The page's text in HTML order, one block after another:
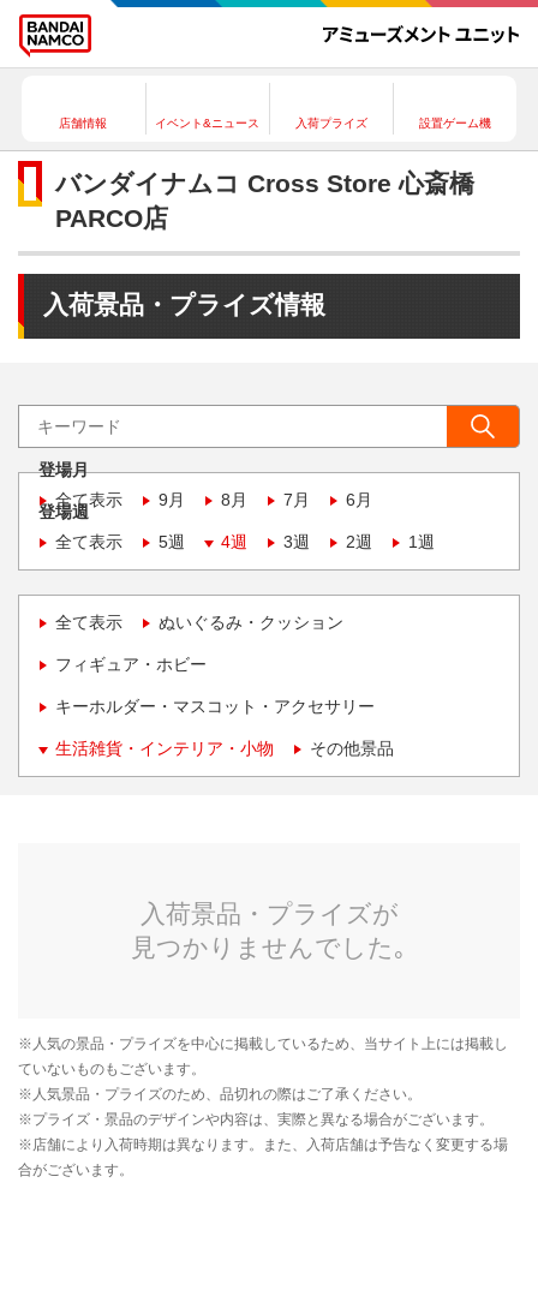
店舗情報 イベント&ニュース 入荷プライズ 設置ゲーム機
バンダイナムコ Cross Store 心斎橋
PARCO店
入荷景品・プライズ情報
登場月
全て表示
9月 8月 7月 6月
登場週
全て表示
5週 4週 3週 2週 1週
全て表示 ぬいぐるみ・クッション
フィギュア・ホビー
キーホルダー・マスコット・アクセサリー
生活雑貨・インテリア・小物 その他景品